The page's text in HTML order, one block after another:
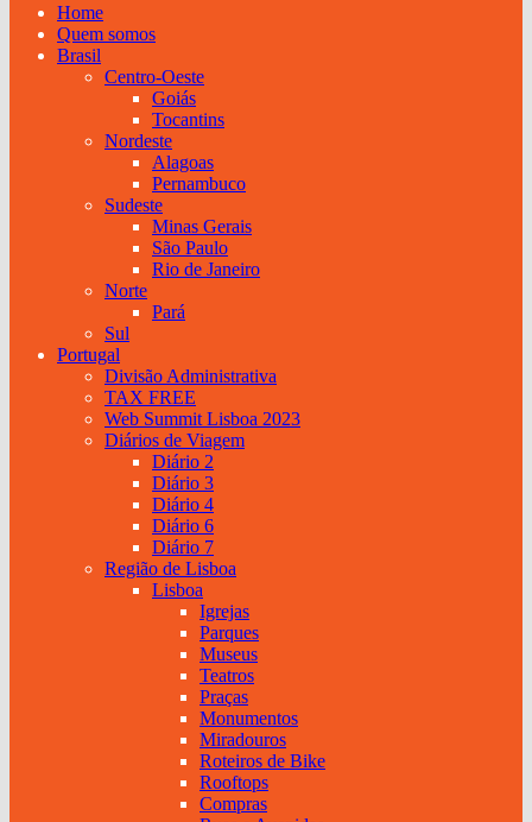
Home
Quem somos
Brasil
Centro-Oeste
Goiás
Tocantins
Nordeste
Alagoas
Pernambuco
Sudeste
Minas Gerais
São Paulo
Rio de Janeiro
Norte
Pará
Sul
Portugal
Divisão Administrativa
TAX FREE
Web Summit Lisboa 2023
Diários de Viagem
Diário 2
Diário 3
Diário 4
Diário 6
Diário 7
Região de Lisboa
Lisboa
Igrejas
Parques
Museus
Teatros
Praças
Monumentos
Miradouros
Roteiros de Bike
Rooftops
Compras